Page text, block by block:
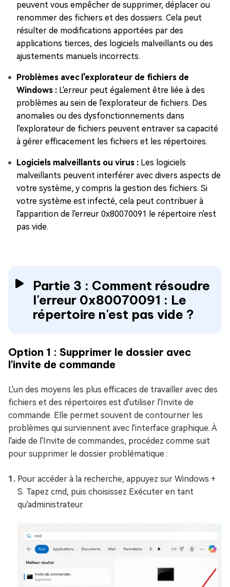
peuvent vous empêcher de supprimer, déplacer ou
renommer des fichiers et des dossiers. Cela peut
résulter de modifications apportées par des
applications tierces, des logiciels malveillants ou des
ajustements manuels incorrects.
Problèmes avec l'explorateur de fichiers de
Windows : L'erreur peut également être liée à des
problèmes au sein de l'explorateur de fichiers. Des
anomalies ou des dysfonctionnements dans
l'explorateur de fichiers peuvent entraver sa capacité
à gérer efficacement les fichiers et les répertoires.
Logiciels malveillants ou virus : Les logiciels
malveillants peuvent interférer avec divers aspects de
votre système, y compris la gestion des fichiers. Si
votre système est infecté, cela peut contribuer à
l'apparition de l'erreur 0x80070091 le répertoire n'est
pas vide.
Partie 3 : Comment résoudre
l'erreur 0x80070091 : Le
répertoire n'est pas vide ?
Option 1 : Supprimer le dossier avec
l'invite de commande
L'un des moyens les plus efficaces de travailler avec des
fichiers et des répertoires est d'utiliser l'Invite de
commande. Elle permet souvent de contourner les
problèmes qui surviennent avec l'interface graphique. À
l'aide de l'Invite de commandes, procédez comme suit
pour supprimer le dossier problématique :
Pour accéder à la recherche, appuyez sur Windows +
S. Tapez cmd, puis choisissez Exécuter en tant
qu'administrateur.